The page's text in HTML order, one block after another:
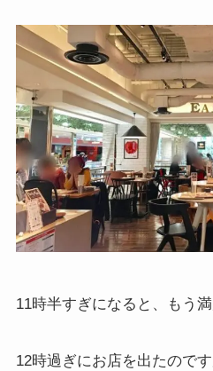
11時半すぎになると、もう
12時過ぎにお店を出たので